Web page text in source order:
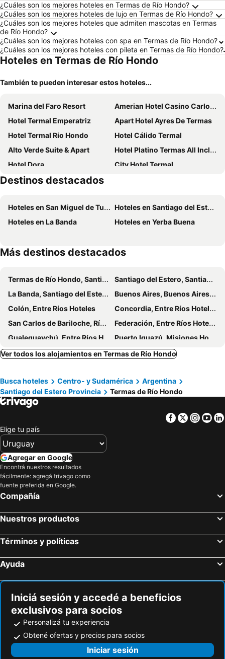
¿Cuáles son los mejores hoteles en Termas de Río Hondo?
¿Cuáles son los mejores hoteles de lujo en Termas de Río Hondo?
¿Cuáles son los mejores hoteles que admiten mascotas en Termas
de Río Hondo?
¿Cuáles son los mejores hoteles con spa en Termas de Río Hondo?
¿Cuáles son los mejores hoteles con pileta en Termas de Río Hondo?
Hoteles en Termas de Río Hondo
También te pueden interesar estos hoteles...
Marina del Faro Resort
Amerian Hotel Casino Carlos V
Hotel Termal Emperatriz
Apart Hotel Ayres De Termas
Hotel Termal Rio Hondo
Hotel Cálido Termal
Alto Verde Suite & Apart
Hotel Platino Termas All Inclusive
Hotel Dora
City Hotel Termal
Ns Hotel
Hotel La Fontana
Grand Hotel
Grand Hotel by MH
Siglo Sexto
Costa del Sol Termas
Bilbao
Destinos destacados
Hoteles en San Miguel de Tucumán
Hoteles en Santiago del Estero
Hoteles en La Banda
Hoteles en Yerba Buena
Más destinos destacados
Termas de Río Hondo, Santiago del Estero Provincia Hoteles
Santiago del Estero, Santiago del Estero Provincia Hoteles
La Banda, Santiago del Estero Provincia Hoteles
Buenos Aires, Buenos Aires Provincia Hoteles
Colón, Entre Ríos Hoteles
Concordia, Entre Ríos Hoteles
San Carlos de Bariloche, Río Negro Hoteles
Federación, Entre Ríos Hoteles
Gualeguaychú, Entre Ríos Hoteles
Puerto Iguazú, Misiones Hoteles
Ushuaia, Tierra del Fuego Hoteles
Mendoza Capital, Mendoza Provincia Hoteles
Ver todos los alojamientos en Termas de Río Hondo
Busca hoteles Centro- y Sudamérica
Argentina
Santiago del Estero Provincia
Termas de Río Hondo
Facebook
Twitter
Elige tu país
Agregar en Google
Encontrá nuestros resultados
fácilmente: agregá trivago como
fuente preferida en Google.
Compañía
Nuestros productos
Términos y políticas
Ayuda
Iniciá sesión y accedé a beneficios
exclusivos para socios
Personalizá tu experiencia
Obtené ofertas y precios para socios
Iniciar sesión